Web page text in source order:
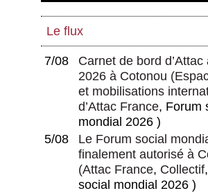
Le flux
7/08
Carnet de bord d’Attac
2026 à Cotonou (
et mobilisations
d’Attac France, Forum
mondial 2026 )
5/08
Le Forum social
finalement autorisé à
(Attac France, Collectif
social mondial 2026 )